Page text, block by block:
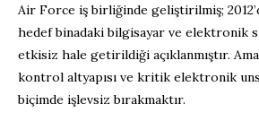
Air Force iş birliğinde geliştirilmiş;
hedef binadaki bilgisayar ve elektronik
etkisiz hale getirildiği açıklanmıştır.
kontrol altyapısı ve kritik elektronik
biçimde işlevsiz bırakmaktır.